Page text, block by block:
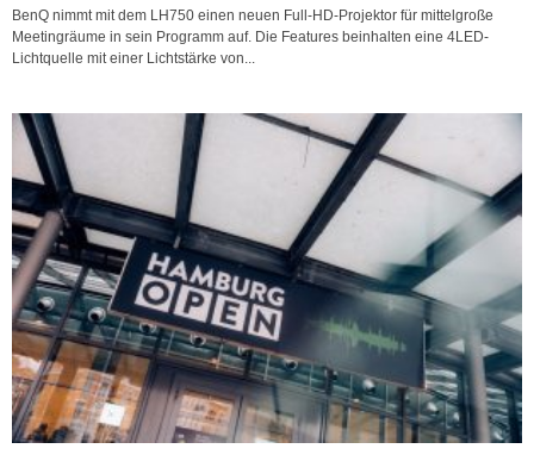
BenQ nimmt mit dem LH750 einen neuen Full-HD-Projektor für mittelgroße
Meetingräume in sein Programm auf. Die Features beinhalten eine 4LED-
Lichtquelle mit einer Lichtstärke von...